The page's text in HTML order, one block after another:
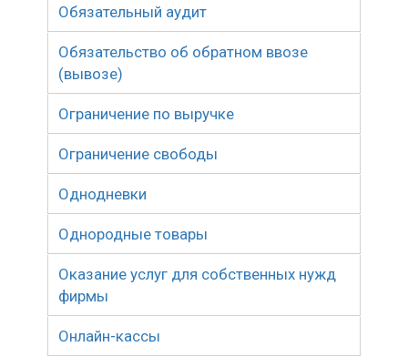
Обязательный аудит
Обязательство об обратном ввозе
(вывозе)
Ограничение по выручке
Ограничение свободы
Однодневки
Однородные товары
Оказание услуг для собственных нужд
фирмы
Онлайн-кассы